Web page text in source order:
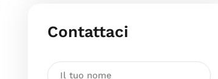
Contattaci